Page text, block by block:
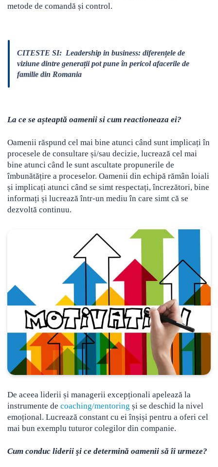
metode de comandă și control.
CITESTE SI: Leadership in business: diferențele de
viziune dintre generații pot pune în pericol afacerile de
familie din Romania
La ce se așteaptă oamenii si cum reactioneaza ei?
Oamenii răspund cel mai bine atunci când sunt implicați în
procesele de consultare și/sau decizie, lucrează cel mai
bine atunci când le sunt ascultate propunerile de
îmbunătățire a proceselor. Oamenii din echipă rămân loiali
și implicați atunci când se simt respectați, încrezători, bine
informați și lucrează într-un mediu în care simt că se
dezvoltă continuu.
De aceea liderii și managerii excepționali apelează la
instrumente de coaching/mentoring și se deschid la nivel
emoțional. Lucrează constant cu ei înșiși pentru a oferi cel
mai bun exemplu tuturor colegilor din companie.
Cum conduc liderii şi ce determină oamenii să îi urmeze?